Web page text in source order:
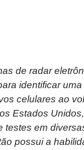
de radar
identificar
celulares ao
Estados
em
possui a